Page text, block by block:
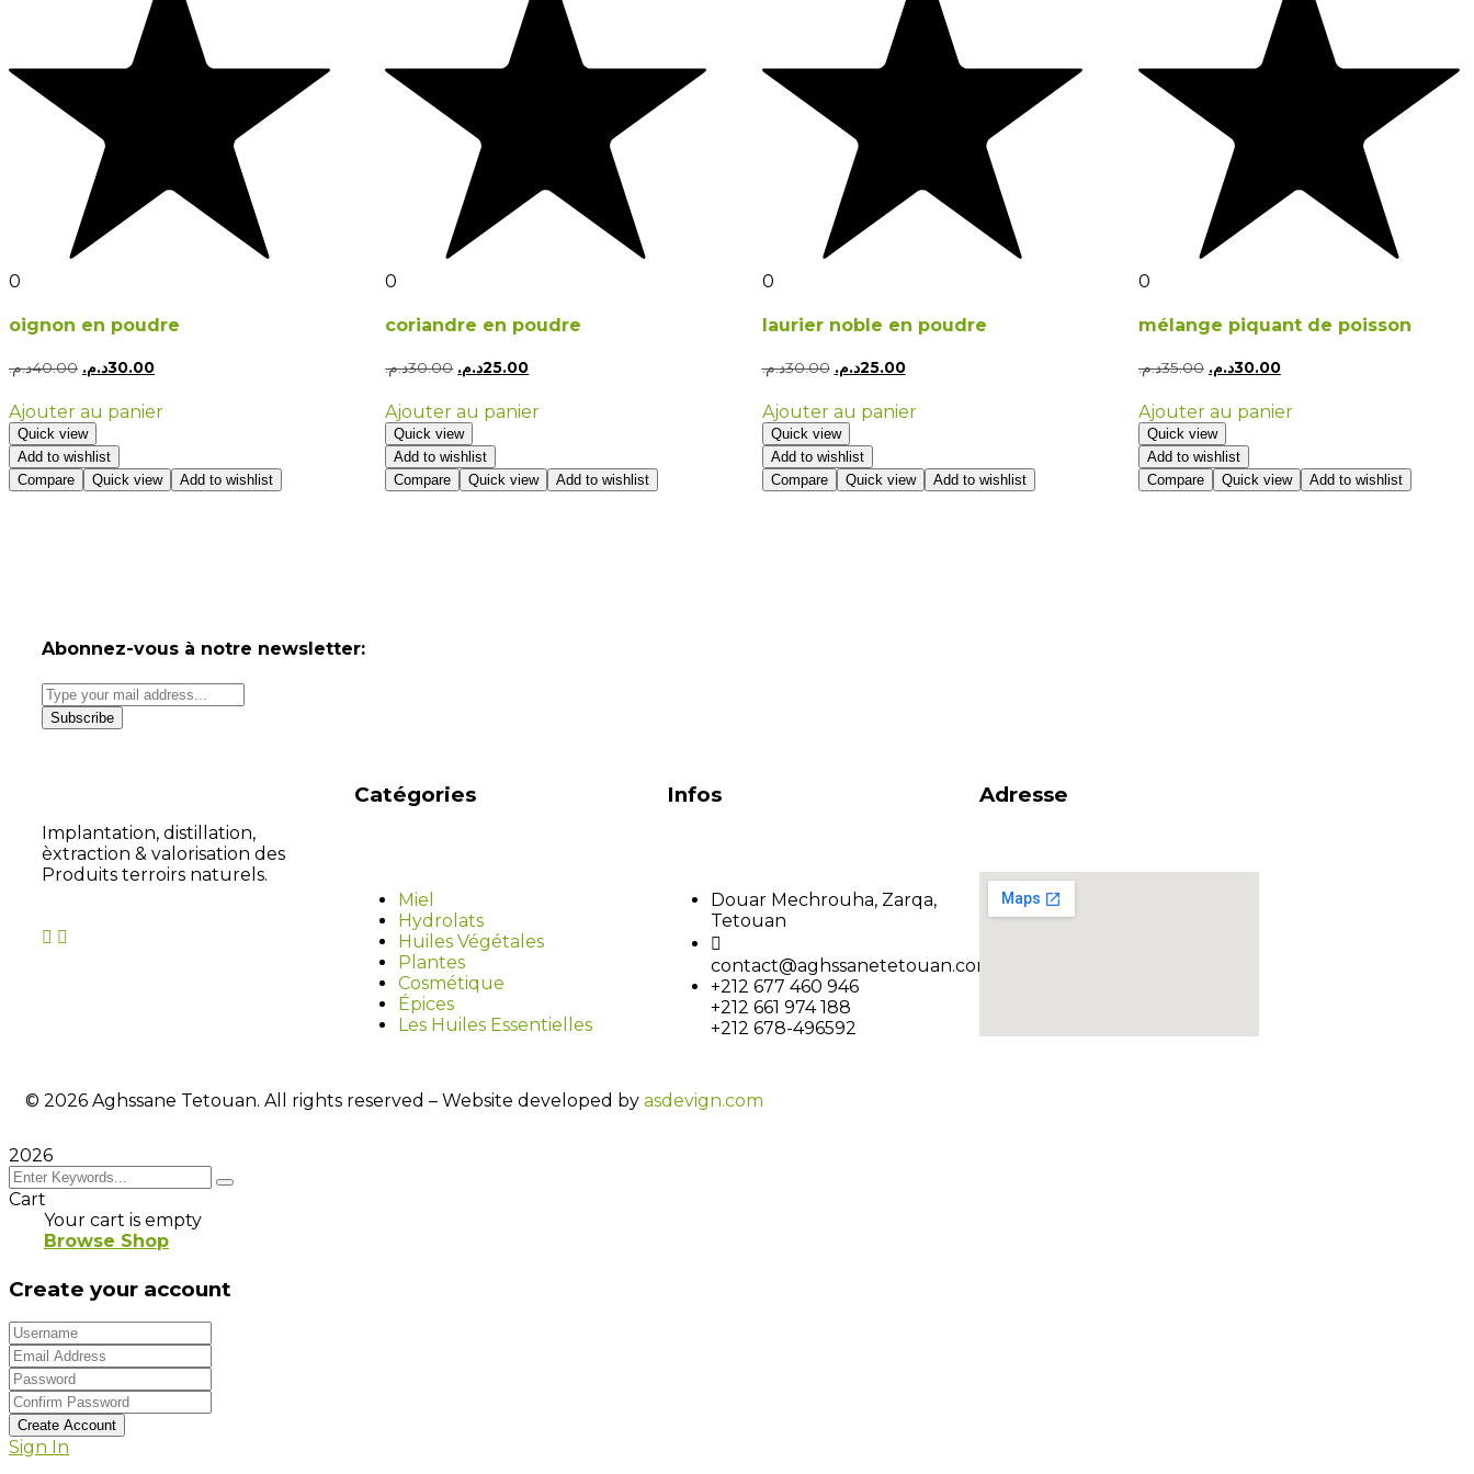
0
oignon en poudre
40.00د.م. 30.00د.م.
Ajouter au panier
Quick view
Add to wishlist
Compare
Quick view Add to wishlist
0
coriandre en poudre
30.00د.م. 25.00د.م.
Ajouter au panier
Quick view
Add to wishlist
Compare
Quick view Add to wishlist
0
laurier noble en poudre
30.00د.م. 25.00د.م.
Ajouter au panier
Quick view
Add to wishlist
Compare
Quick view Add to wishlist
0
mélange piquant de poisson
35.00د.م. 30.00د.م.
Ajouter au panier
Quick view
Add to wishlist
Compare
Quick view Add to wishlist
Abonnez-vous à notre newsletter:
Implantation, distillation,
èxtraction & valorisation des
Produits terroirs naturels.
Catégories
Miel
Hydrolats
Huiles Végétales
Plantes
Cosmétique
Épices
Les Huiles Essentielles
Infos
Douar Mechrouha, Zarqa,
Tetouan
contact@aghssanetetouan.com
+212 677 460 946
+212 661 974 188
+212 678-496592
Adresse
© 2026 Aghssane Tetouan. All rights reserved – Website developed by asdevign.com
2026
Cart
Your cart is empty
Browse Shop
Create your account
Create Account
Sign In